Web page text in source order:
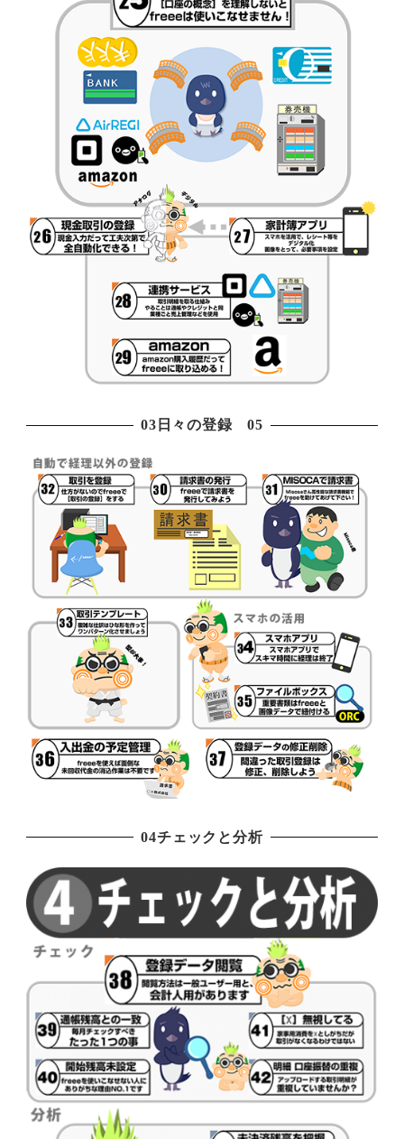
03日々の登録 05
04チェックと分析